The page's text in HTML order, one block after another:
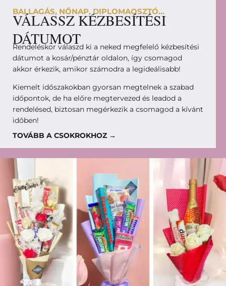
BALLAGÁS, NŐNAP, DIPLOMAOSZTÓ...
VÁLASSZ KÉZBESÍTÉSI
DÁTUMOT
Rendeléskor válaszd ki a neked megfelelő kézbesítési
dátumot a kosár/pénztár oldalon, így csomagod
akkor érkezik, amikor számodra a legideálisabb!
Kiemelt időszakokban gyorsan megtelnek a szabad
időpontok, de ha előre megtervezed és leadod a
rendelésed, biztosan megérkezik a csomagod a kívánt
időben!
TOVÁBB A CSOKROKHOZ →